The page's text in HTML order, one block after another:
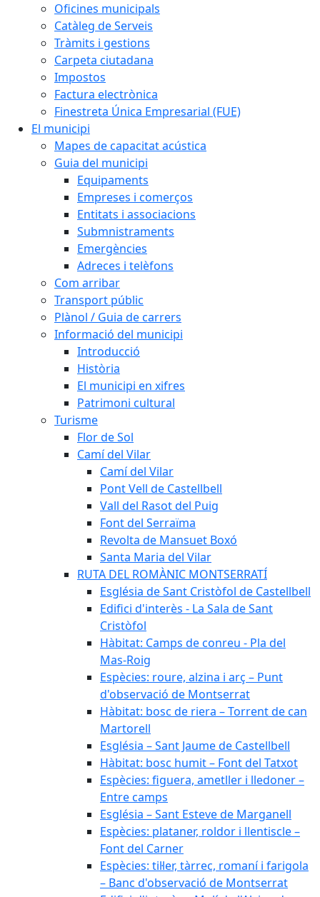
Oficines municipals
Catàleg de Serveis
Tràmits i gestions
Carpeta ciutadana
Impostos
Factura electrònica
Finestreta Única Empresarial (FUE)
El municipi
Mapes de capacitat acústica
Guia del municipi
Equipaments
Empreses i comerços
Entitats i associacions
Submnistraments
Emergències
Adreces i telèfons
Com arribar
Transport públic
Plànol / Guia de carrers
Informació del municipi
Introducció
Història
El municipi en xifres
Patrimoni cultural
Turisme
Flor de Sol
Camí del Vilar
Camí del Vilar
Pont Vell de Castellbell
Vall del Rasot del Puig
Font del Serraïma
Revolta de Mansuet Boxó
Santa Maria del Vilar
RUTA DEL ROMÀNIC MONTSERRATÍ
Església de Sant Cristòfol de Castellbell
Edifici d'interès - La Sala de Sant
Cristòfol
Hàbitat: Camps de conreu - Pla del
Mas-Roig
Espècies: roure, alzina i arç – Punt
d'observació de Montserrat
Hàbitat: bosc de riera – Torrent de can
Martorell
Església – Sant Jaume de Castellbell
Hàbitat: bosc humit – Font del Tatxot
Espècies: figuera, ametller i lledoner –
Entre camps
Església – Sant Esteve de Marganell
Espècies: plataner, roldor i llentiscle –
Font del Carner
Espècies: til·ler, tàrrec, romaní i farigola
– Banc d'observació de Montserrat